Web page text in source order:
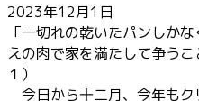
2023年12月1日
「一切れの乾いたパンしか
えの肉で家を満たして争う
１）
今日から十二月、今年も